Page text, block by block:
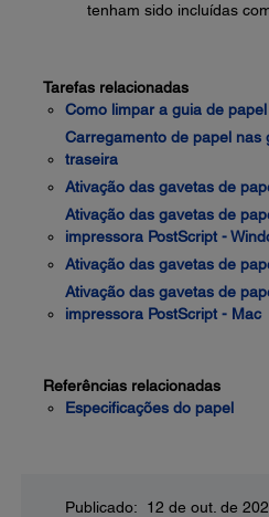
tenham sido incluídas
Tarefas relacionadas
Como limpar a guia de papel
Carregamento de papel nas
traseira
Ativação das gavetas de
Ativação das gavetas de
impressora PostScript -
Ativação das gavetas de
Ativação das gavetas de
impressora PostScript - Mac
Referências relacionadas
Especificações do papel
Publicado: 12 de out. de